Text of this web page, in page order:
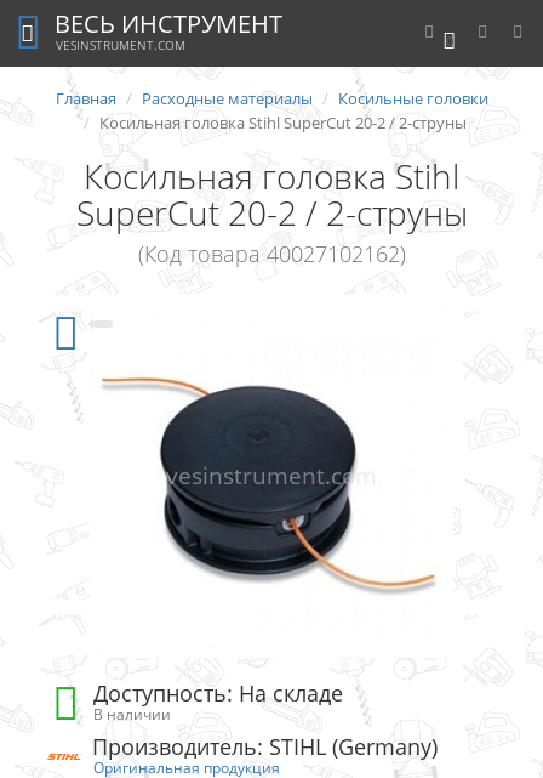
0
ВЕСЬ ИНСТРУМЕНТ
VESINSTRUMENT.COM
Главная Расходные материалы
Косильные головки
Косильная головка Stihl SuperCut 20-2 / 2-струны
Косильная головка Stihl
SuperCut 20-2 / 2-струны
(Код товара 40027102162)
Доступность: На складе
В наличии
Производитель: STIHL (Germany)
Оригинальная продукция